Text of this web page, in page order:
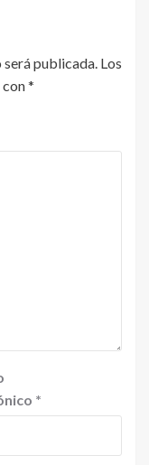
publicada. Los
*
*